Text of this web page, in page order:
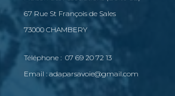
67 Rue St François de Sales
73000 CHAMBERY
Téléphone : 07 69 20 72 13
Email : adaparsavoie@gmail.com